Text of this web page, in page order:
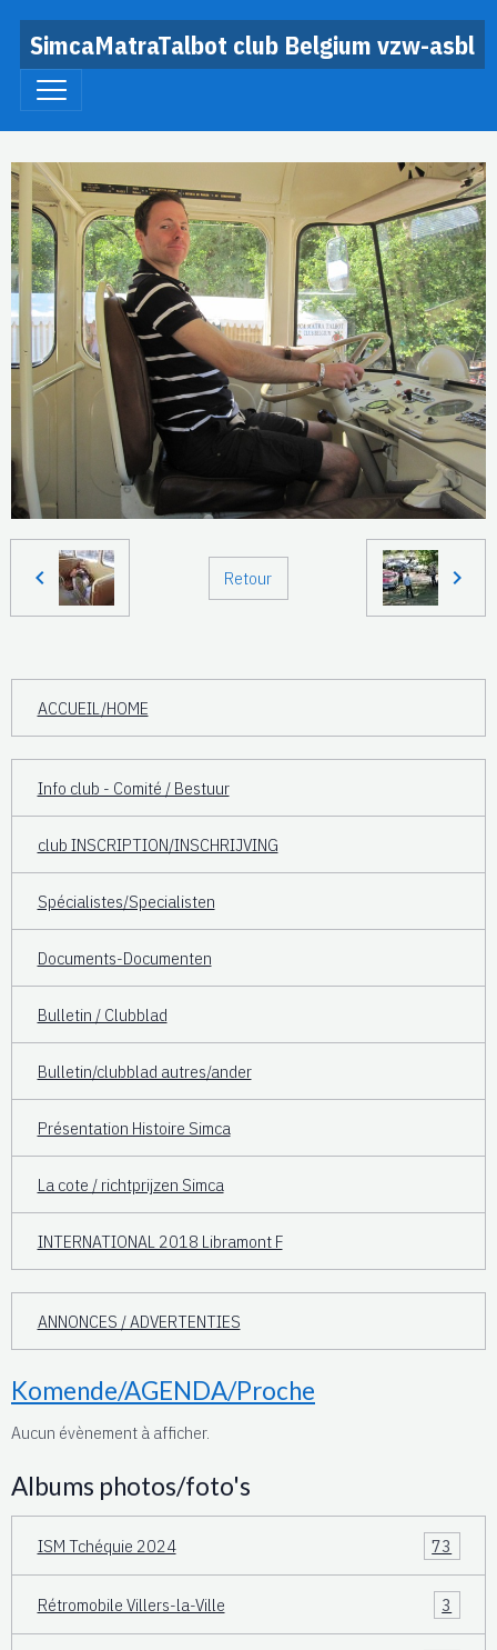
SimcaMatraTalbot club Belgium vzw-asbl
Retour
ACCUEIL/HOME
Info club - Comité / Bestuur
club INSCRIPTION/INSCHRIJVING
Spécialistes/Specialisten
Documents-Documenten
Bulletin / Clubblad
Bulletin/clubblad autres/ander
Présentation Histoire Simca
La cote / richtprijzen Simca
INTERNATIONAL 2018 Libramont F
ANNONCES / ADVERTENTIES
Komende/AGENDA/Proche
Aucun évènement à afficher.
Albums photos/foto's
ISM Tchéquie 2024 73
Rétromobile Villers-la-Ville 3